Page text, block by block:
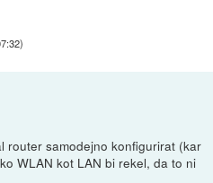
)
router samodejno konfigurirat (kar
WLAN kot LAN bi rekel, da to ni